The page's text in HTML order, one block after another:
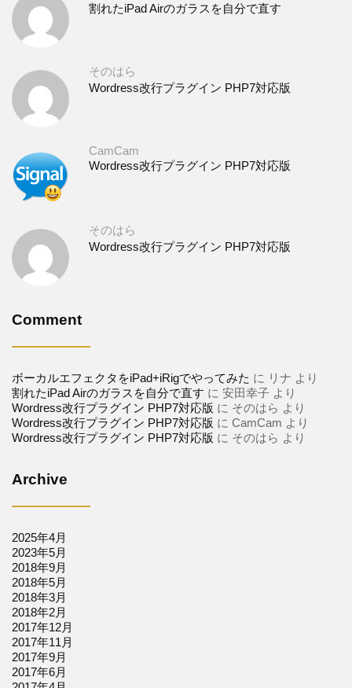
割れたiPad Airのガラスを自分で直す
そのはら
Wordress改行プラグイン PHP7対応版
CamCam
Wordress改行プラグイン PHP7対応版
そのはら
Wordress改行プラグイン PHP7対応版
Comment
ボーカルエフェクタをiPad+iRigでやってみた に リナ より
割れたiPad Airのガラスを自分で直す に 安田幸子 より
Wordress改行プラグイン PHP7対応版 に そのはら より
Wordress改行プラグイン PHP7対応版 に CamCam より
Wordress改行プラグイン PHP7対応版 に そのはら より
Archive
2025年4月
2023年5月
2018年9月
2018年5月
2018年3月
2018年2月
2017年12月
2017年11月
2017年9月
2017年6月